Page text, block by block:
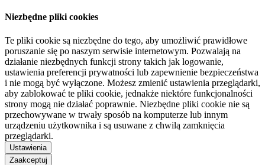
Niezbędne pliki cookies
Te pliki cookie są niezbędne do tego, aby umożliwić prawidłowe
poruszanie się po naszym serwisie internetowym. Pozwalają na
działanie niezbędnych funkcji strony takich jak logowanie,
ustawienia preferencji prywatności lub zapewnienie bezpieczeństwa
i nie mogą być wyłączone. Możesz zmienić ustawienia przeglądarki,
aby zablokować te pliki cookie, jednakże niektóre funkcjonalności
strony mogą nie działać poprawnie. Niezbędne pliki cookie nie są
przechowywane w trwały sposób na komputerze lub innym
urządzeniu użytkownika i są usuwane z chwilą zamknięcia
przeglądarki.
Ustawienia
Zaakceptuj